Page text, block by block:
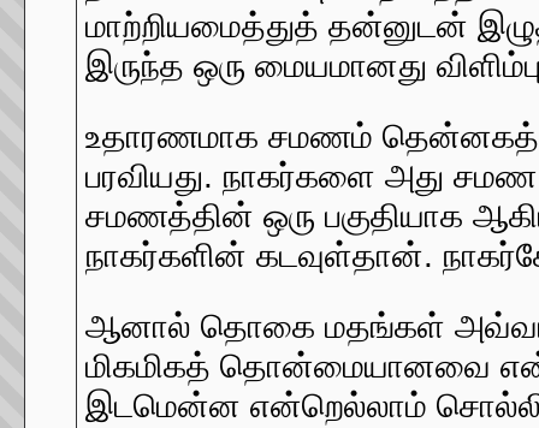
மாற்றியமைத்துத் தன்னுடன்
இருந்த ஒரு மையமானது
உதாரணமாக சமணம்
பரவியது. நாகர்களை அது
சமணத்தின் ஒரு பகுதியாக
நாகர்களின் கடவுள்தான்.
ஆனால் தொகை மதங்கள்
மிகமிகத் தொன்மையானவை
இடமென்ன என்றெல்லாம்